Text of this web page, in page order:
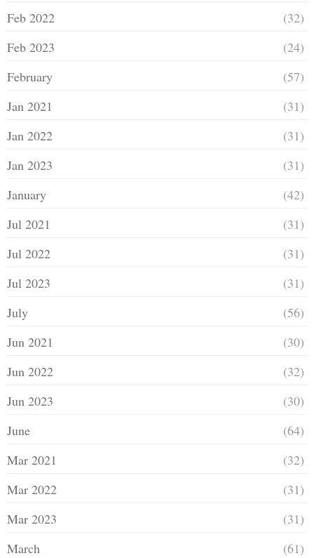
Feb 2022
(32)
Feb 2023
(24)
February
(57)
Jan 2021
(31)
Jan 2022
(31)
Jan 2023
(31)
January
(42)
Jul 2021
(31)
Jul 2022
(31)
Jul 2023
(31)
July
(56)
Jun 2021
(30)
Jun 2022
(32)
Jun 2023
(30)
June
(64)
Mar 2021
(32)
Mar 2022
(31)
Mar 2023
(31)
March
(61)